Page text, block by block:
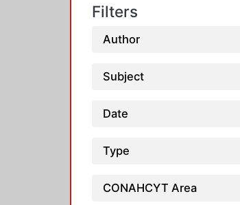
Filters
Author
Subject
Date
Type
CONAHCYT Area